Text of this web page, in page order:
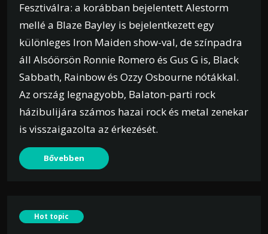
Fesztiválra: a korábban bejelentett Alestorm
mellé a Blaze Bayley is bejelentkezett egy
különleges Iron Maiden show-val, de színpadra
áll Alsóörsön Ronnie Romero és Gus G is, Black
Sabbath, Rainbow és Ozzy Osbourne nótákkal.
Az ország legnagyobb, Balaton-parti rock
házibulijára számos hazai rock és metal zenekar
is visszaigazolta az érkezését.
Bővebben
Hot topic